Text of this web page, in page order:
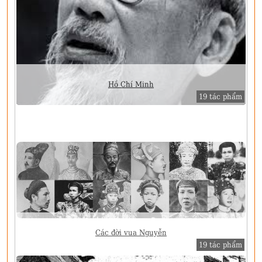
Hồ Chí Minh
19 tác phẩm
Các đời vua Nguyễn
19 tác phẩm